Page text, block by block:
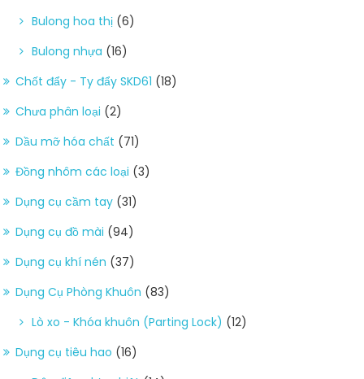
Bulong hoa thị (6)
Bulong nhựa (16)
Chốt đẩy - Ty đẩy SKD61 (18)
Chưa phân loại (2)
Dầu mỡ hóa chất (71)
Đồng nhôm các loại (3)
Dụng cụ cầm tay (31)
Dụng cụ đồ mài (94)
Dụng cụ khí nén (37)
Dụng Cụ Phòng Khuôn (83)
Lò xo - Khóa khuôn (Parting Lock) (12)
Dụng cụ tiêu hao (16)